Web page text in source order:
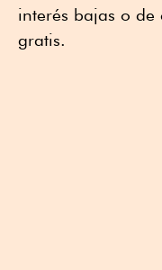
interés bajas o de
gratis.